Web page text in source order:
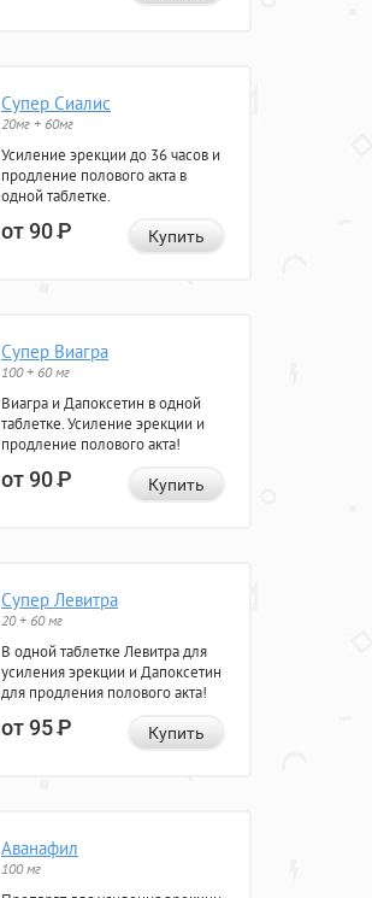
Супер Сиалис
20мг + 60мг
Усиление эрекции до 36 часов и
продление полового акта в
одной таблетке.
от 90Р Купить
Супер Виагра
100 + 60 мг
Виагра и Дапоксетин в одной
таблетке. Усиление эрекции и
продление полового акта!
от 90Р Купить
Супер Левитра
20 + 60 мг
В одной таблетке Левитра для
усиления эрекции и Дапоксетин
для продления полового акта!
от 95Р Купить
Аванафил
100 мг